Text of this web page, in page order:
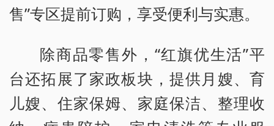
售”专区提前订购，享受便利与实惠。
除商品零售外，“红旗优生活”平
台还拓展了家政板块，提供月嫂、育
儿嫂、住家保姆、家庭保洁、整理收